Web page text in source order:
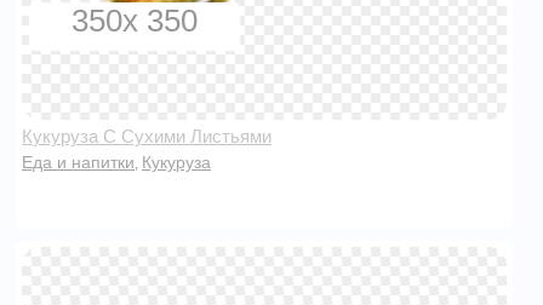
350x 350
Кукуруза С Сухими Листьями
Еда и напитки Кукуруза